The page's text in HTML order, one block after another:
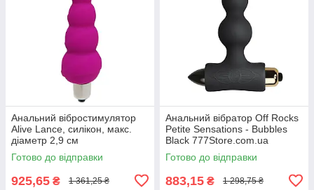
Анальний вібростимулятор
Alive Lance, силікон, макс.
діаметр 2,9 см
(передостанній кулька)
777Store.com.ua
Готово до відправки
925,65 ₴ 1 361,25 ₴
Анальний вібратор Off Rocks
Petite Sensations - Bubbles
Black 777Store.com.ua
Готово до відправки
883,15 ₴ 1 298,75 ₴